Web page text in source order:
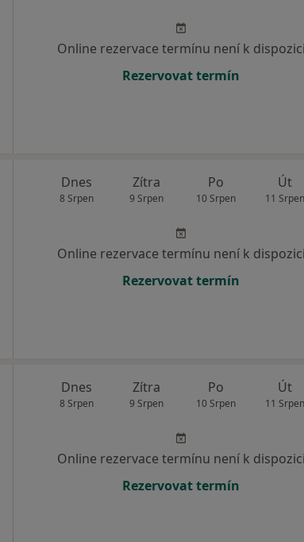
Online rezervace termínu není k dispozici
Rezervovat termín
Dnes
8 Srpen
Zítra
9 Srpen
Po
10 Srpen
Út
11 Srpen
Online rezervace termínu není k dispozici
Rezervovat termín
Dnes
8 Srpen
Zítra
9 Srpen
Po
10 Srpen
Út
11 Srpen
Online rezervace termínu není k dispozici
Rezervovat termín